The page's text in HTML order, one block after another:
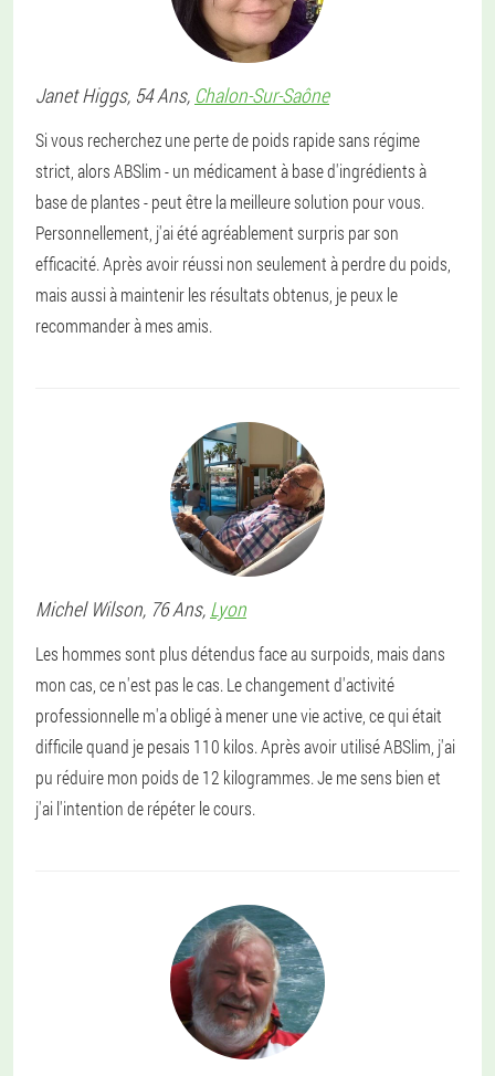
Janet Higgs, 54 Ans, Chalon-Sur-Saône
Si vous recherchez une perte de poids rapide sans régime
strict, alors ABSlim - un médicament à base d'ingrédients à
base de plantes - peut être la meilleure solution pour vous.
Personnellement, j'ai été agréablement surpris par son
efficacité. Après avoir réussi non seulement à perdre du poids,
mais aussi à maintenir les résultats obtenus, je peux le
recommander à mes amis.
Michel Wilson, 76 Ans, Lyon
Les hommes sont plus détendus face au surpoids, mais dans
mon cas, ce n'est pas le cas. Le changement d'activité
professionnelle m'a obligé à mener une vie active, ce qui était
difficile quand je pesais 110 kilos. Après avoir utilisé ABSlim, j'ai
pu réduire mon poids de 12 kilogrammes. Je me sens bien et
j'ai l'intention de répéter le cours.